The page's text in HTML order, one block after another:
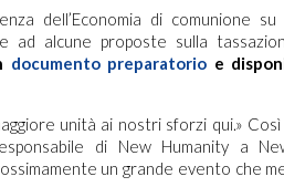
dell’Economia di comunione
ad alcune proposte sulla
documento preparatorio e
unità ai nostri sforzi qui.»
di New Humanity a
un grande evento che